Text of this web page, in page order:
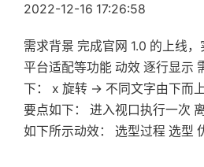
2022-12-16 17:26:58
需求背景 完成官网 1.0 的上线
平台适配等功能 动效 逐行显示
下： x 旋转 -> 不同文字由下而
要点如下： 进入视口执行一次
如下所示动效： 选型过程 选型